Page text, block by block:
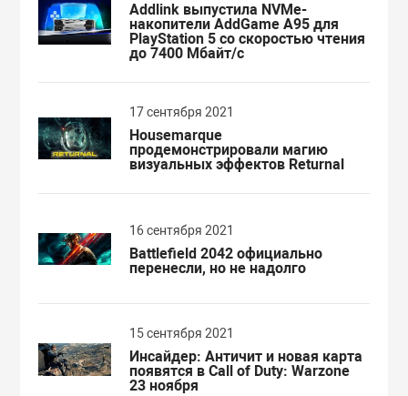
Addlink выпустила NVMe-
накопители AddGame A95 для
PlayStation 5 со скоростью чтения
до 7400 Мбайт/с
17 сентября 2021
Housemarque
продемонстрировали магию
визуальных эффектов Returnal
16 сентября 2021
Battlefield 2042 официально
перенесли, но не надолго
15 сентября 2021
Инсайдер: Античит и новая карта
появятся в Call of Duty: Warzone
23 ноября